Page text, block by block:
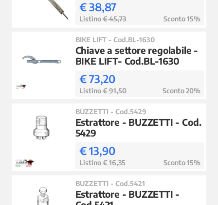
€ 38,87
Listino€ 45,73 Sconto 15%
BIKE LIFT - Cod.BL-1630
Chiave a settore regolabile -
BIKE LIFT- Cod.BL-1630
€ 73,20
Listino€ 91,50 Sconto 20%
BUZZETTI - Cod.5429
Estrattore - BUZZETTI - Cod.
5429
€ 13,90
Listino€ 16,35 Sconto 15%
BUZZETTI - Cod.5421
Estrattore - BUZZETTI -